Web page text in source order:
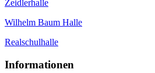
Zeidlerhalle
Wilhelm Baum Halle
Realschulhalle
Informationen